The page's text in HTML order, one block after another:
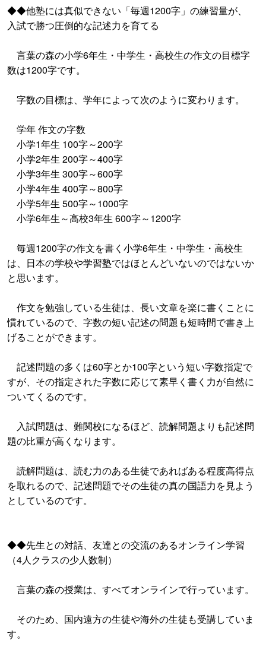
◆◆他塾には真似できない「毎週1200字」の練習量が、
入試で勝つ圧倒的な記述力を育てる
言葉の森の小学6年生・中学生・高校生の作文の目標字
数は1200字です。
字数の目標は、学年によって次のように変わります。
学年 作文の字数
小学1年生 100字～200字
小学2年生 200字～400字
小学3年生 300字～600字
小学4年生 400字～800字
小学5年生 500字～1000字
小学6年生～高校3年生 600字～1200字
毎週1200字の作文を書く小学6年生・中学生・高校生
は、日本の学校や学習塾ではほとんどいないのではないか
と思います。
作文を勉強している生徒は、長い文章を楽に書くことに
慣れているので、字数の短い記述の問題も短時間で書き上
げることができます。
記述問題の多くは60字とか100字という短い字数指定で
すが、その指定された字数に応じて素早く書く力が自然に
ついてくるのです。
入試問題は、難関校になるほど、読解問題よりも記述問
題の比重が高くなります。
読解問題は、読む力のある生徒であればある程度高得点
を取れるので、記述問題でその生徒の真の国語力を見よう
としているのです。
◆◆先生との対話、友達との交流のあるオンライン学習
（4人クラスの少人数制）
言葉の森の授業は、すべてオンラインで行っています。
そのため、国内遠方の生徒や海外の生徒も受講していま
す。